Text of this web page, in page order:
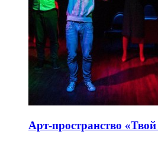
Арт-пространство «Твой